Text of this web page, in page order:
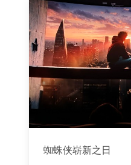
蜘蛛侠崭新之日